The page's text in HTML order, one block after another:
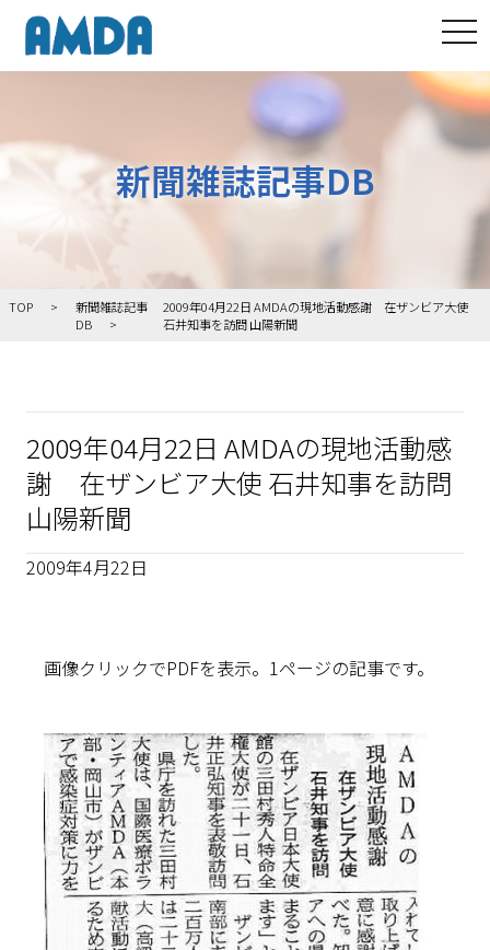
新聞雑誌記事DB
TOP
新聞雑誌記事
DB
2009年04月22日 AMDAの現地活動感謝 在ザンビア大使
石井知事を訪問 山陽新聞
2009年04月22日 AMDAの現地活動感
謝 在ザンビア大使 石井知事を訪問
山陽新聞
2009年4月22日
画像クリックでPDFを表示。1ページの記事です。